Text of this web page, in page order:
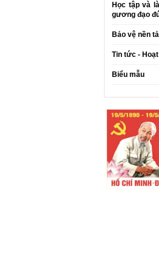
Học tập và
gương đạo
Bảo vệ nền
Tin tức -
Biểu mẫu